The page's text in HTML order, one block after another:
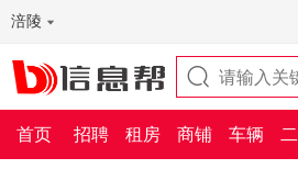
涪陵
首页 招聘 租房 商铺 车辆